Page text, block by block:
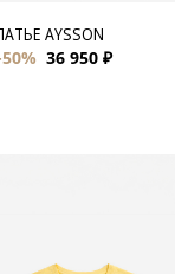
AYSSON
36 950 ₽